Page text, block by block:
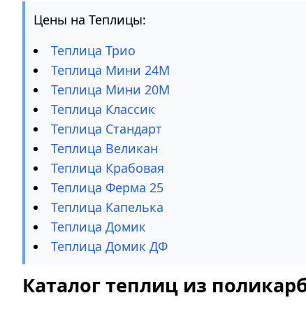
Цены на Теплицы:
Теплица Трио
Теплица Мини 24М
Теплица Мини 20М
Теплица Классик
Теплица Стандарт
Теплица Великан
Теплица Крабовая
Теплица Ферма 25
Теплица Капелька
Теплица Домик
Теплица Домик ДФ
Каталог теплиц из